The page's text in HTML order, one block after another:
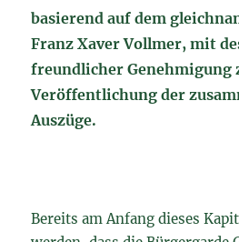
basierend auf dem
Franz Xaver Vollmer, mit
freundlicher Genehmigung
Veröffentlichung der
Auszüge.
Bereits am Anfang dieses